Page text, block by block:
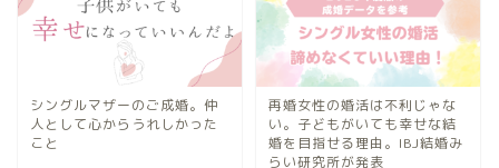
シングルマザーのご成婚。仲
人として心からうれしかった
こと
再婚女性の婚活は不利じゃな
い。子どもがいても幸せな結
婚を目指せる理由。IBJ結婚み
らい研究所が発表